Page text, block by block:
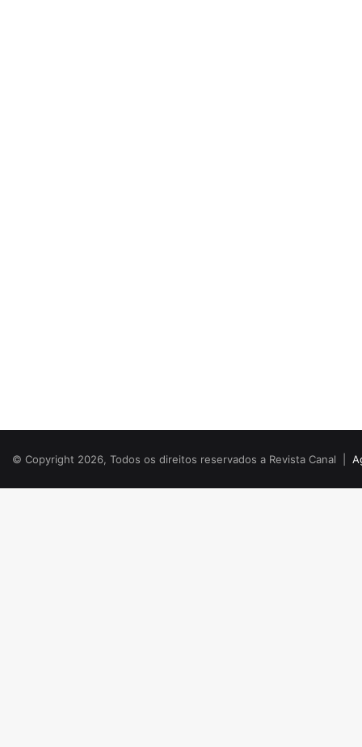
© Copyright 2026, Todos os direitos reservados a Revista Canal |